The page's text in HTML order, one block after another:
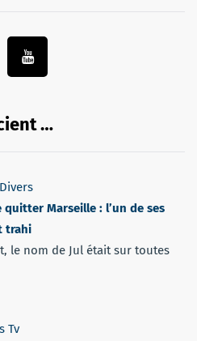
…
Marseille : l’un de ses
trahi
le nom de Jul était sur toutes
Tv